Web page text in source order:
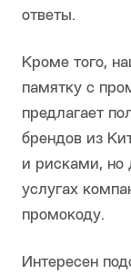
ответы.
Кроме того,
памятку с
предлагает
брендов из
и рисками, но
услугах
промокоду.
Интересен